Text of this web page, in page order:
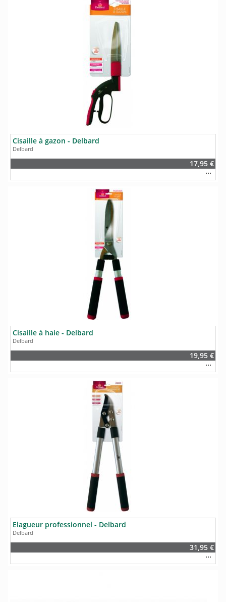
Cisaille à gazon - Delbard
Delbard
17,95 €
Cisaille à haie - Delbard
Delbard
19,95 €
Elagueur professionnel - Delbard
Delbard
31,95 €